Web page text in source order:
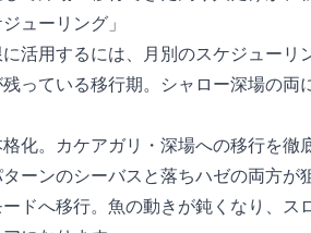
ューリング」
活用するには、月別のスケジューリ
残っている移行期。シャロー×深場の
格化。カケアガリ・深場への移行を徹
ーンのシーバスと落ちハゼの両方が
ードへ移行。魚の動きが鈍くなり、